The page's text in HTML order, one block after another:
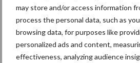
may store and/or access information
process the personal data, such as
browsing data, for purposes like
personalized ads and content,
effectiveness, analyzing audience
Toon meer